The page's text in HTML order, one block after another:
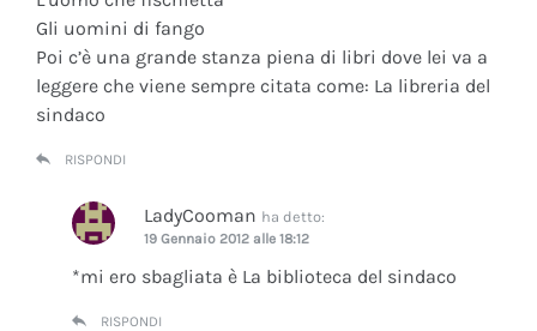
Gli uomini di fango
Poi c’è una grande stanza piena di libri dove lei va a
leggere che viene sempre citata come: La libreria del
sindaco
RISPONDI
LadyCooman ha detto:
19 Gennaio 2012 alle 18:12
*mi ero sbagliata è La biblioteca del sindaco
RISPONDI